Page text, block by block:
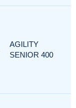
AGILITY
SENIOR 400